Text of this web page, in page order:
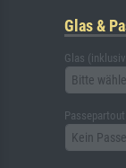
Glas &
Glas
Bitte
Passepartout
Kein